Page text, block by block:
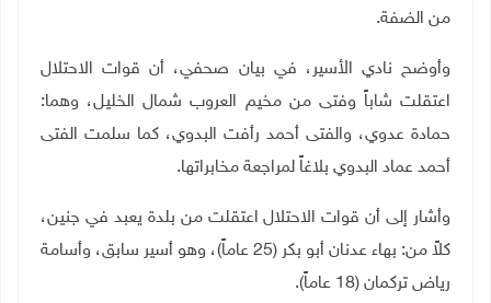
من الضفة.
وأوضح نادي الأسير، في بيان صحفي، أن قوات الاحتلال
اعتقلت شاباً وفتى من مخيم العروب شمال الخليل، وهما:
حمادة عدوي، والفتى أحمد رأفت البدوي، كما سلمت الفتى
أحمد عماد البدوي بلاغاً لمراجعة مخابراتها.
وأشار إلى أن قوات الاحتلال اعتقلت من بلدة يعبد في جنين،
كلاً من: بهاء عدنان أبو بكر (25 عاماً)، وهو أسير سابق، وأسامة
رياض تركمان (18 عاماً).